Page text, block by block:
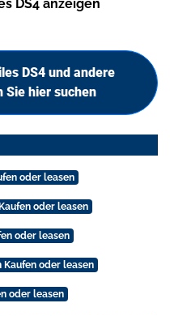
DS4 anzeigen
DS4 und andere
Sie hier suchen
oder leasen
oder leasen
oder leasen
Kaufen oder leasen
oder leasen